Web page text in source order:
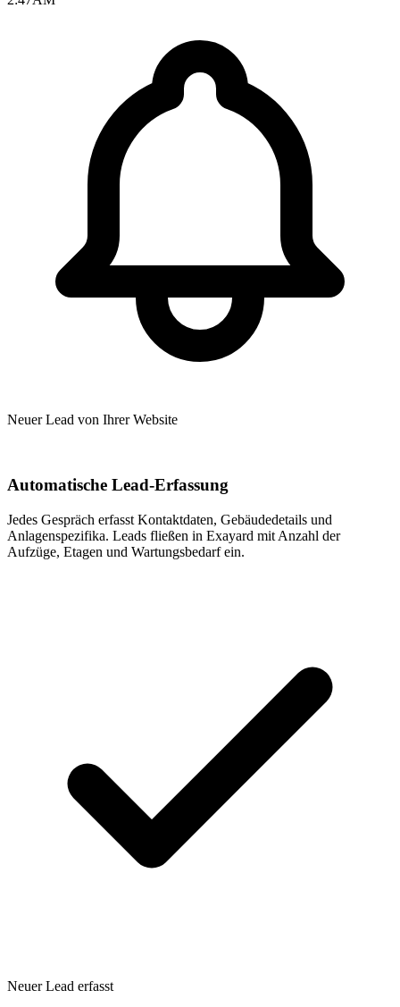
Neuer Lead von Ihrer Website
Automatische Lead-Erfassung
Jedes Gespräch erfasst Kontaktdaten, Gebäudedetails und
Anlagenspezifika. Leads fließen in Exayard mit Anzahl der
Aufzüge, Etagen und Wartungsbedarf ein.
Neuer Lead erfasst